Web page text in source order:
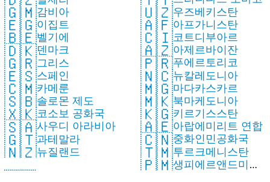
🇬🇲감비아
🇪🇬이집트
🇧🇪벨기에
🇩🇰덴마크
🇬🇷그리스
🇪🇸스페인
🇨🇲카메룬
🇸🇧솔로몬 제도
🇽🇰코소보 공화국
🇸🇦사우디 아라비아
🇬🇹과테말라
🇳🇿뉴질랜드
🇺🇿우즈베키스탄
🇦🇫아프가니스탄
🇨🇮코트디부아르
🇦🇿아제르바이잔
🇵🇷푸에르토리코
🇳🇨뉴칼레도니아
🇲🇬마다카스카르
🇲🇰북마케도니아
🇰🇬키르기스스탄
🇦🇪아랍에미리트 연합
🇨🇳중화인민공화국
🇹🇲투르크메니스탄
🇵🇲생피에르앤드미클